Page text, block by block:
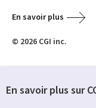
En savoir plus
© 2026 CGI inc.
En savoir plus sur